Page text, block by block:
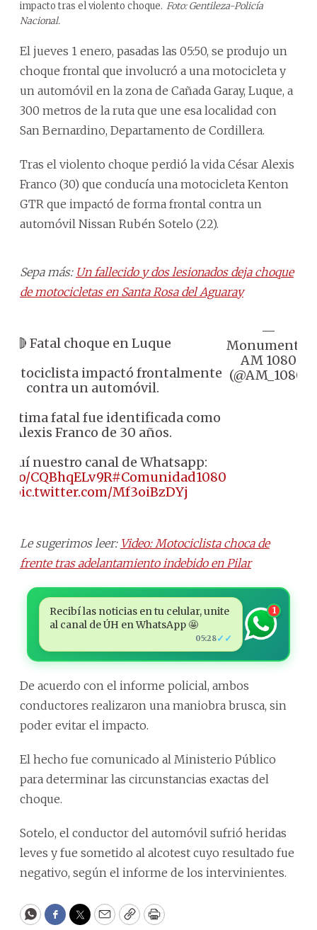
impacto tras el violento choque. Foto: Gentileza-Policía
Nacional.
El jueves 1 enero, pasadas las 05:50, se produjo un
choque frontal que involucró a una motocicleta y
un automóvil en la zona de Cañada Garay, Luque, a
300 metros de la ruta que une esa localidad con
San Bernardino, Departamento de Cordillera.
Tras el violento choque perdió la vida César Alexis
Franco (30) que conducía una motocicleta Kenton
GTR que impactó de forma frontal contra un
automóvil Nissan Rubén Sotelo (22).
Sepa más: Un fallecido y dos lesionados deja choque
de motocicletas en Santa Rosa del Aguaray
🔴 Fatal choque en Luque
motociclista impactó frontalmente
contra un automóvil.
víctima fatal fue identificada como
Alexis Franco de 30 años.
nuestro canal de Whatsapp:
CQBhqELv9R#Comunidad1080
pic.twitter.com/Mf3oiBzDYj
—
Monumental
AM 1080
(@AM_1080)
Le sugerimos leer: Video: Motociclista choca de
frente tras adelantamiento indebido en Pilar
Recibí las noticias en tu celular, unite
al canal de ÚH en WhatsApp 🤩
05:28✓✓
1
De acuerdo con el informe policial, ambos
conductores realizaron una maniobra brusca, sin
poder evitar el impacto.
El hecho fue comunicado al Ministerio Público
para determinar las circunstancias exactas del
choque.
Sotelo, el conductor del automóvil sufrió heridas
leves y fue sometido al alcotest cuyo resultado fue
negativo, según el informe de los intervinientes.
WhatsApp
Facebook
Twitter
EmailCopyPrint